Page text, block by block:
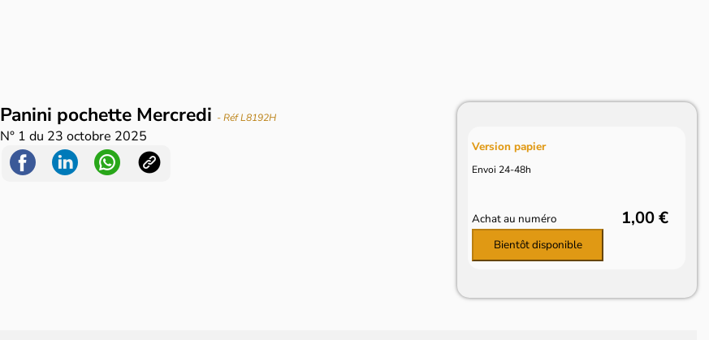
Panini pochette Mercredi - Réf L8192H
N° 1 du 23 octobre 2025
Version papier
Envoi 24-48h
Achat au numéro 1,00 €
Bientôt disponible